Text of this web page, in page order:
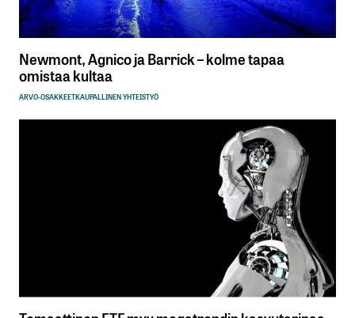
Newmont, Agnico ja Barrick – kolme tapaa
omistaa kultaa
ARVO-OSAKKEETKAUPALLINEN YHTEISTYÖ